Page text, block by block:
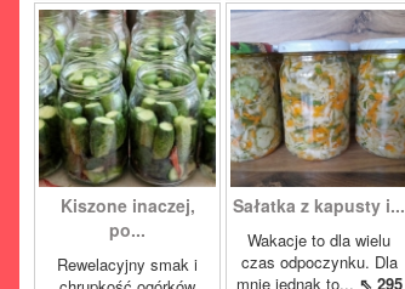
Kiszone inaczej,
po...
Rewelacyjny smak i
Sałatka z kapusty i...
Wakacje to dla wielu
czas odpoczynku. Dla
mnie jednak to... ⇖ 295